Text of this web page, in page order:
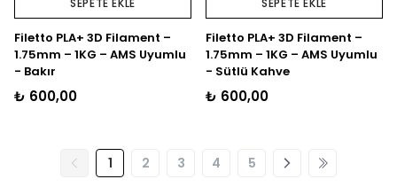
SEPETE EKLE
Filetto PLA+ 3D Filament –
1.75mm – 1KG – AMS Uyumlu
- Bakır
₺ 600,00
SEPETE EKLE
Filetto PLA+ 3D Filament –
1.75mm – 1KG – AMS Uyumlu
- Sütlü Kahve
₺ 600,00
1 2 3 4 5